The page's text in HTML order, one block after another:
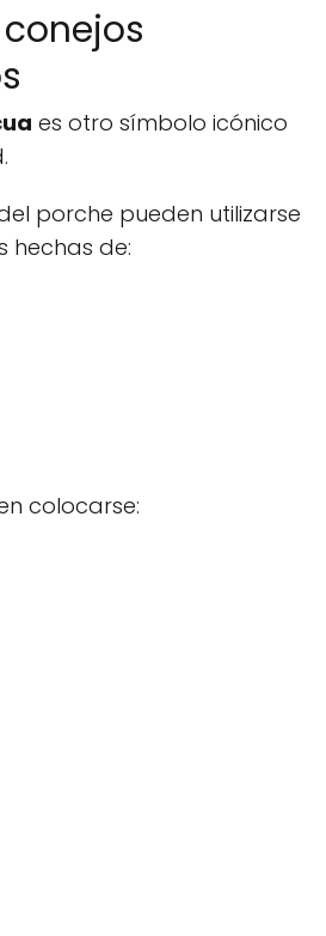
es otro símbolo icónico
porche pueden utilizarse
hechas de:
colocarse: